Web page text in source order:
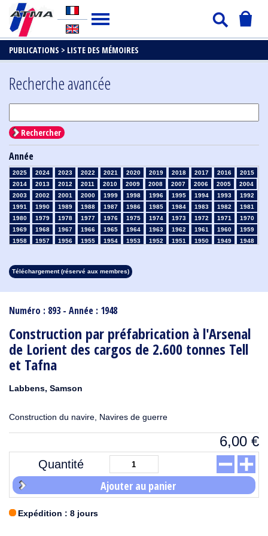
PUBLICATIONS > LISTE DES MÉMOIRES
Numéro : 893 - Année : 1948
Construction par préfabrication à l'Arsenal
de Lorient des cargos de 2.600 tonnes Tell
et Tafna
Labbens, Samson
Construction du navire, Navires de guerre
6,00 €
Quantité
Ajouter au panier
Expédition : 8 jours
Recherche avancée
Rechercher
Année
2025 2024 2023 2022 2021 2020 2019 2018 2017 2016
2015
2014
2013 2012 2011 2010 2009 2008 2007 2006 2005
2004
2003
2002 2001 2000 1999 1998 1996 1995 1994 1993
1992
1991
1990 1989 1988 1987 1986 1985 1984 1983 1982
1981
1980
1979 1978 1977 1976 1975 1974 1973 1972 1971
1970
1969
1968 1967 1966 1965 1964 1963 1962 1961 1960
1959
1958
1957 1956 1955 1954 1953 1952 1951 1950 1949
1948
1913
1912 1911 1910 1909 1908
Téléchargement (réservé aux membres)